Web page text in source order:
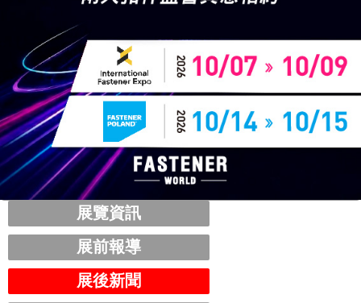
展覽資訊
展前報導
展後新聞